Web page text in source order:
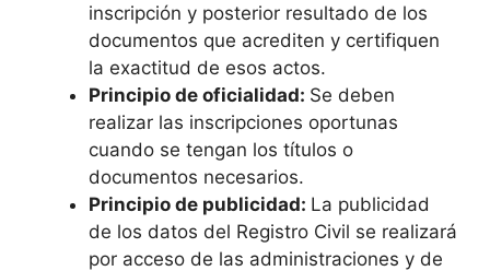
inscripción y posterior resultado de los
documentos que acrediten y certifiquen
la exactitud de esos actos.
Principio de oficialidad: Se deben
realizar las inscripciones oportunas
cuando se tengan los títulos o
documentos necesarios.
Principio de publicidad: La publicidad
de los datos del Registro Civil se realizará
por acceso de las administraciones y de